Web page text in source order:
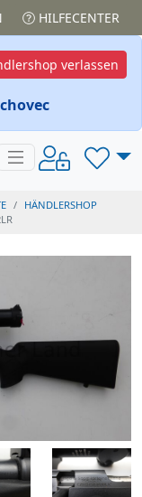
HILFECENTER
verlassen
HÄNDLERSHOP